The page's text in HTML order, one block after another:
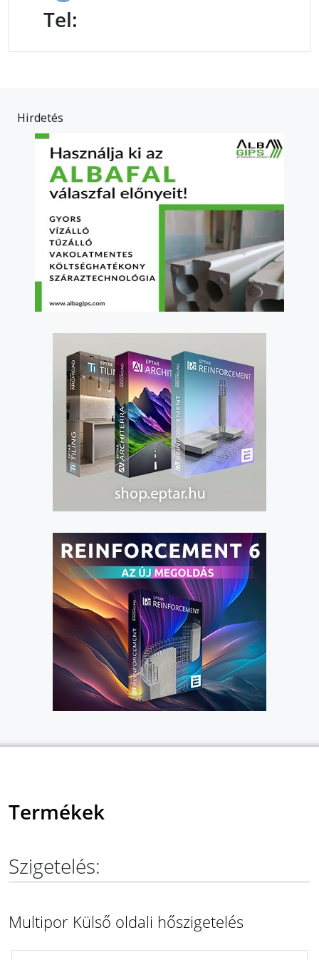
Tel:
Hirdetés
Termékek
Szigetelés:
Multipor Külső oldali hőszigetelés